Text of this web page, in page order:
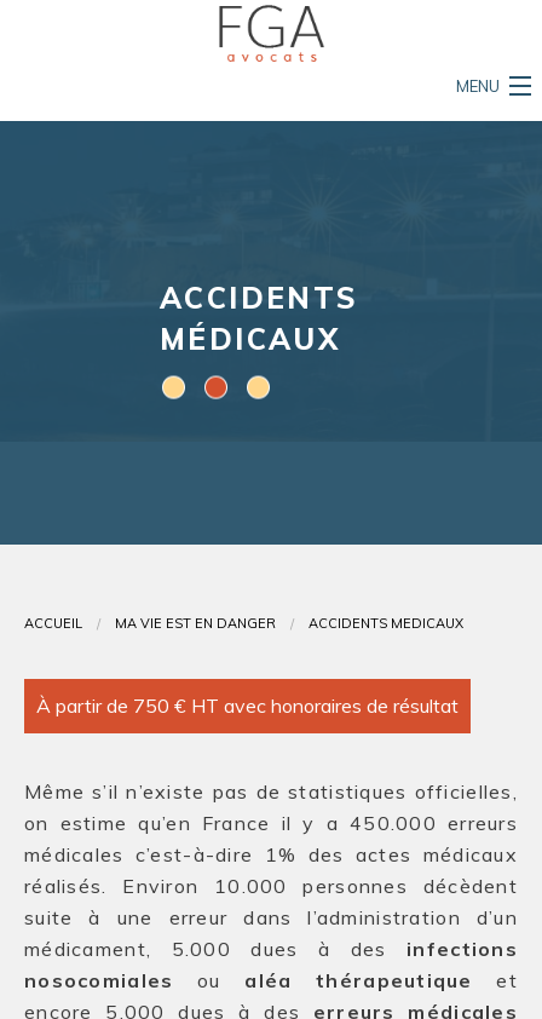
MENU
Mon permis est en danger
Ma vie est en danger
ACCIDENTS
MÉDICAUX
ACCUEIL MA VIE EST EN DANGER ACCIDENTS MÉDICAUX
À partir de 750 € HT avec honoraires de résultat
Même s’il n’existe pas de statistiques officielles,
on estime qu’en France il y a 450.000 erreurs
médicales c’est-à-dire 1% des actes médicaux
réalisés. Environ 10.000 personnes décèdent
suite à une erreur dans l’administration d’un
médicament, 5.000 dues à des infections
nosocomiales
ou aléa thérapeutique
et
encore 5.000 dues à des erreurs médicales